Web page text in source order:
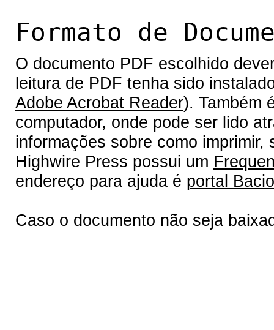
Formato de
O documento PDF escolhido
leitura de PDF tenha sido
Adobe Acrobat Reader). Também
computador, onde pode ser lido
informações sobre como
Highwire Press possui um
endereço para ajuda é portal
Caso o documento não seja